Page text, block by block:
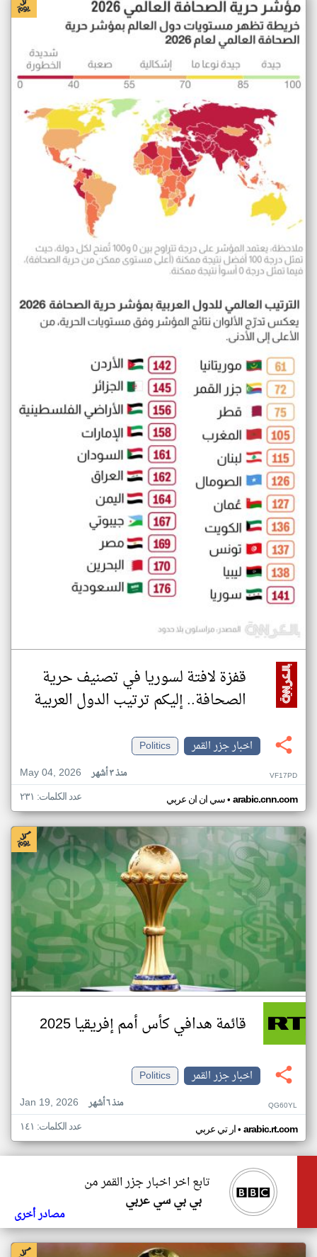
قفزة لافتة لسوريا في تصنيف حرية
الصحافة.. إليكم ترتيب الدول العربية
اخبار جزر القمر
Politics
May 04, 2026
منذ ٣ أشهر VF17PD
سي ان ان عربي• arabic.cnn.com عدد الكلمات: ٢٣١
قائمة هدافي كأس أمم إفريقيا 2025
اخبار جزر القمر
Politics
Jan 19, 2026
منذ ٦ أشهر QG60YL
ار تي عربي• arabic.rt.com عدد الكلمات: ١٤١
تابع اخر اخبار جزر القمر من
بي بي سي عربي
مصادر أخرى